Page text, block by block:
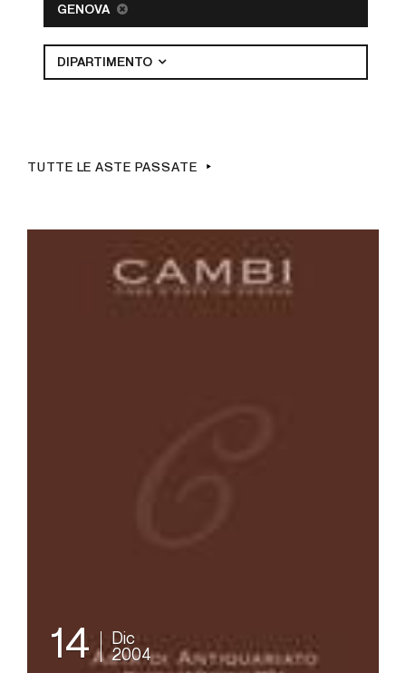
GENOVA
DIPARTIMENTO
TUTTE LE ASTE PASSATE
14
Dic
2004